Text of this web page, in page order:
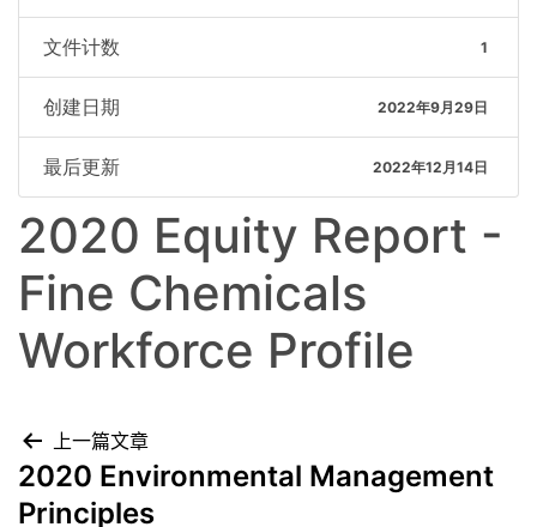
文件计数 1
创建日期 2022年9月29日
最后更新 2022年12月14日
2020 Equity Report -
Fine Chemicals
Workforce Profile
上一篇文章
2020 Environmental Management
Principles